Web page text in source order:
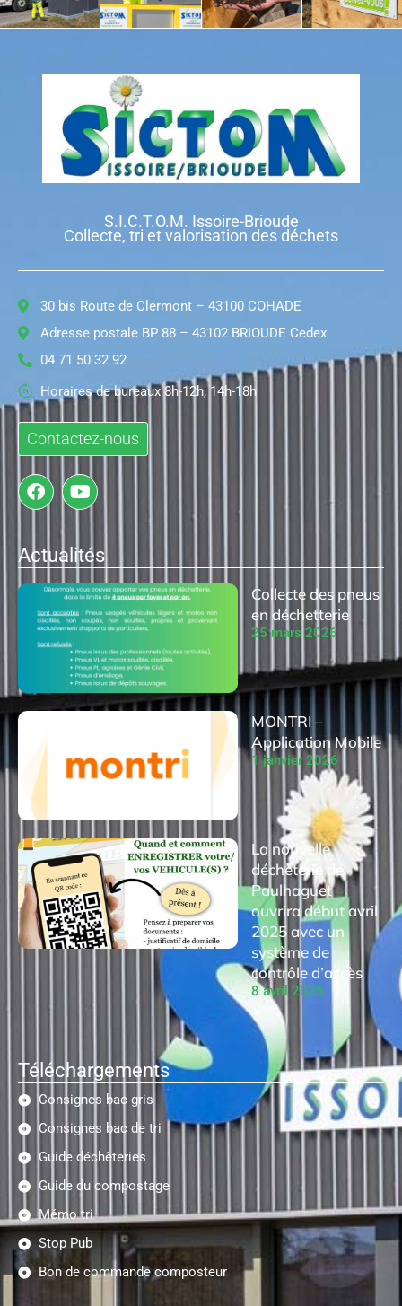
S.I.C.T.O.M. Issoire-Brioude
Collecte, tri et valorisation des déchets
30 bis Route de Clermont – 43100 COHADE
Adresse postale BP 88 – 43102 BRIOUDE Cedex
04 71 50 32 92
Horaires de bureaux 8h-12h, 14h-18h
Contactez-nous
Actualités
Collecte des pneus
en déchetterie
25 mars 2026
MONTRI –
Application Mobile
1 janvier 2026
La nouvelle
déchèterie de
Paulhaguet
ouvrira début avril
2025 avec un
système de
contrôle d’accès
8 avril 2025
Téléchargements
Consignes bac gris
Consignes bac de tri
Guide déchèteries
Guide du compostage
Mémo tri
Stop Pub
Bon de commande composteur